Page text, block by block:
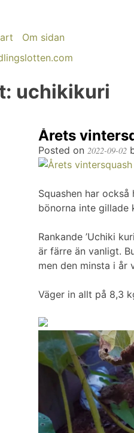
Om sidan
uchikikuri
Årets
Posted on 2022-09-02
Squashen har
bönorna inte gillade
Rankande ’Uchiki
är färre än vanligt.
men den minsta i år
Väger in allt på 8,3